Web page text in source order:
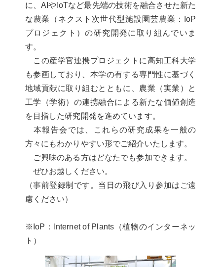
に、AIやIoTなど最先端の技術を融合させた新た
な農業（ネクスト次世代型施設園芸農業：IoP
プロジェクト）の研究開発に取り組んでいま
す。
この産学官連携プロジェクトに高知工科大学
も参画しており、本学の有する専門性に基づく
地域貢献に取り組むとともに、農業（実業）と
工学（学術）の連携融合による新たな価値創造
を目指した研究開発を進めています。
本報告会では、これらの研究成果を一般の
方々にもわかりやすい形でご紹介いたします。
ご興味のある方はどなたでも参加できます。
ぜひお越しください。
（事前登録制です。当日の飛び入り参加はご遠
慮ください）
※IoP：Internet of Plants（植物のインターネッ
ト）